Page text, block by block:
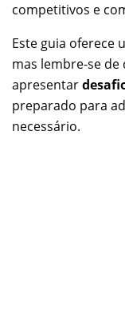
competitivos e
Este guia oferece
mas lembre-se de
apresentar
preparado para
necessário.